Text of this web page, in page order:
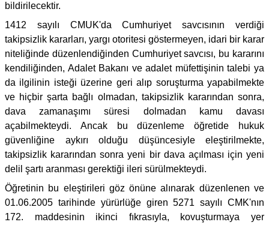
bildirilecektir.
1412 sayılı CMUK'da Cumhuriyet savcısının verdiği
takipsizlik kararları, yargı otoritesi göstermeyen, idari bir karar
niteliğinde düzenlendiğinden Cumhuriyet savcısı, bu kararını
kendiliğinden, Adalet Bakanı ve adalet müfettişinin talebi ya
da ilgilinin isteği üzerine geri alıp soruşturma yapabilmekte
ve hiçbir şarta bağlı olmadan, takipsizlik kararından sonra,
dava zamanaşımı süresi dolmadan kamu davası
açabilmekteydi. Ancak bu düzenleme öğretide hukuk
güvenliğine aykırı olduğu düşüncesiyle eleştirilmekte,
takipsizlik kararından sonra yeni bir dava açılması için yeni
delil şartı aranması gerektiği ileri sürülmekteydi.
Öğretinin bu eleştirileri göz önüne alınarak düzenlenen ve
01.06.2005 tarihinde yürürlüğe giren 5271 sayılı CMK'nın
172. maddesinin ikinci fıkrasıyla, kovuşturmaya yer